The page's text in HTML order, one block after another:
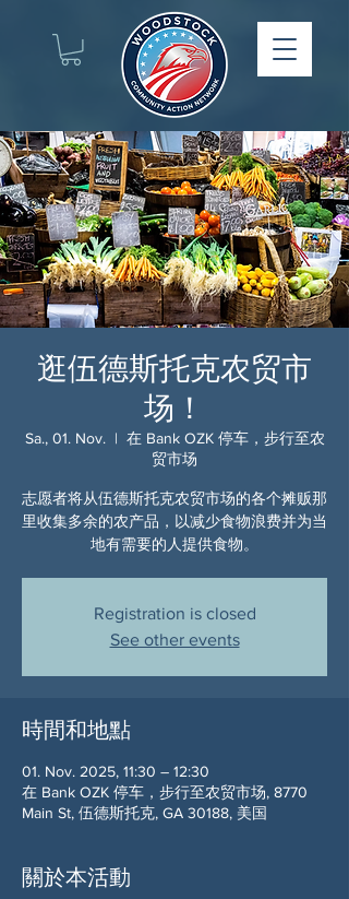
逛伍德斯托克农贸市
场！
Sa., 01. Nov.
  |
在 Bank OZK 停车，步行至农
贸市场
志愿者将从伍德斯托克农贸市场的各个摊贩那
里收集多余的农产品，以减少食物浪费并为当
地有需要的人提供食物。
Registration is closed
See other events
時間和地點
01. Nov. 2025, 11:30 – 12:30
在 Bank OZK 停车，步行至农贸市场, 8770
Main St, 伍德斯托克, GA 30188, 美国
關於本活動